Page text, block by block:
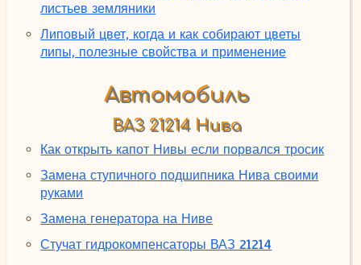
листьев земляники
Липовый цвет, когда и как собирают цветы
липы, полезные свойства и применение
Автомобиль
ВАЗ 21214 Нива
Как открыть капот Нивы если порвался тросик
Замена ступичного подшипника Нива своими
руками
Замена генератора на Ниве
Стучат гидрокомпенсаторы ВАЗ 21214